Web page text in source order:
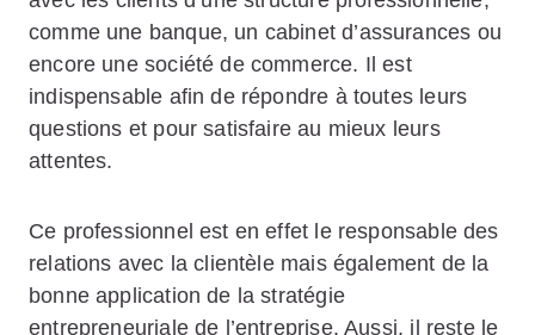
comme une banque, un cabinet d’assurances ou
encore une société de commerce. Il est
indispensable afin de répondre à toutes leurs
questions et pour satisfaire au mieux leurs
attentes.
Ce professionnel est en effet le responsable des
relations avec la clientèle mais également de la
bonne application de la stratégie
entrepreneuriale de l’entreprise. Aussi, il reste le